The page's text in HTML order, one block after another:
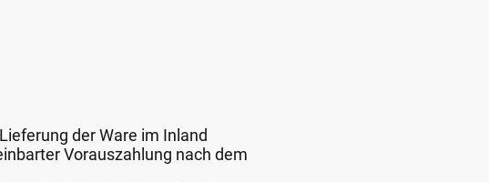
der Ware im Inland
Vorauszahlung nach dem